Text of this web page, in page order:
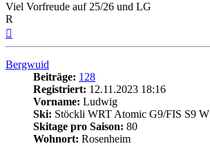
Viel Vorfreude auf 25/26 und LG
R
Bergwuid
Beiträge: 128
Registriert: 12.11.2023 18:16
Vorname: Ludwig
Ski: Stöckli WRT Atomic G9/FIS S9 W
Skitage pro Saison: 80
Wohnort: Rosenheim